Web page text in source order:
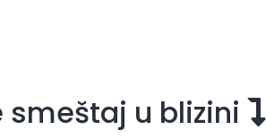
smeštaj u blizini